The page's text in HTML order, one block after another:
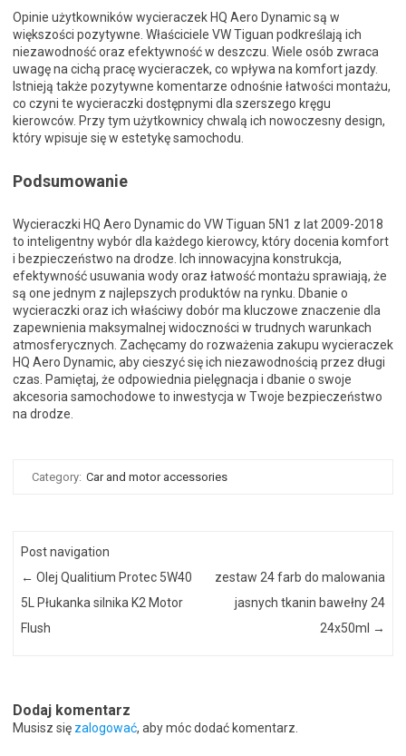
Opinie użytkowników wycieraczek HQ Aero Dynamic są w
większości pozytywne. Właściciele VW Tiguan podkreślają ich
niezawodność oraz efektywność w deszczu. Wiele osób zwraca
uwagę na cichą pracę wycieraczek, co wpływa na komfort jazdy.
Istnieją także pozytywne komentarze odnośnie łatwości montażu,
co czyni te wycieraczki dostępnymi dla szerszego kręgu
kierowców. Przy tym użytkownicy chwalą ich nowoczesny design,
który wpisuje się w estetykę samochodu.
Podsumowanie
Wycieraczki HQ Aero Dynamic do VW Tiguan 5N1 z lat 2009-2018
to inteligentny wybór dla każdego kierowcy, który docenia komfort
i bezpieczeństwo na drodze. Ich innowacyjna konstrukcja,
efektywność usuwania wody oraz łatwość montażu sprawiają, że
są one jednym z najlepszych produktów na rynku. Dbanie o
wycieraczki oraz ich właściwy dobór ma kluczowe znaczenie dla
zapewnienia maksymalnej widoczności w trudnych warunkach
atmosferycznych. Zachęcamy do rozważenia zakupu wycieraczek
HQ Aero Dynamic, aby cieszyć się ich niezawodnością przez długi
czas. Pamiętaj, że odpowiednia pielęgnacja i dbanie o swoje
akcesoria samochodowe to inwestycja w Twoje bezpieczeństwo
na drodze.
Category: Car and motor accessories
Post navigation
← Olej Qualitium Protec 5W40
5L Płukanka silnika K2 Motor
Flush
zestaw 24 farb do malowania
jasnych tkanin bawełny 24
24x50ml →
Dodaj komentarz
Musisz się zalogować, aby móc dodać komentarz.